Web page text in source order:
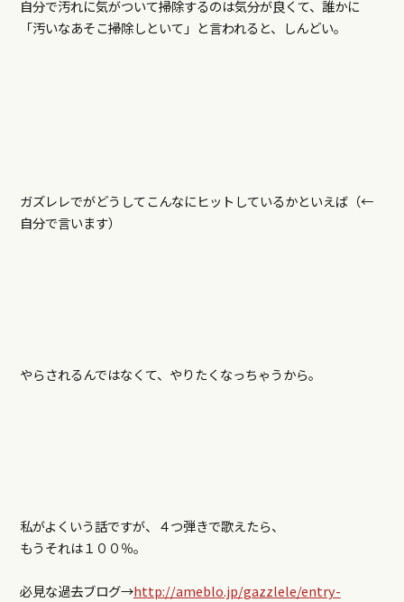
自分で汚れに気がついて掃除するのは気分が良くて、誰かに
「汚いなあそこ掃除しといて」と言われると、しんどい。
ガズレレでがどうしてこんなにヒットしているかといえば（←
自分で言います）
やらされるんではなくて、やりたくなっちゃうから。
私がよくいう話ですが、４つ弾きで歌えたら、
もうそれは１００％。
必見な過去ブログ→http://ameblo.jp/gazzlele/entry-